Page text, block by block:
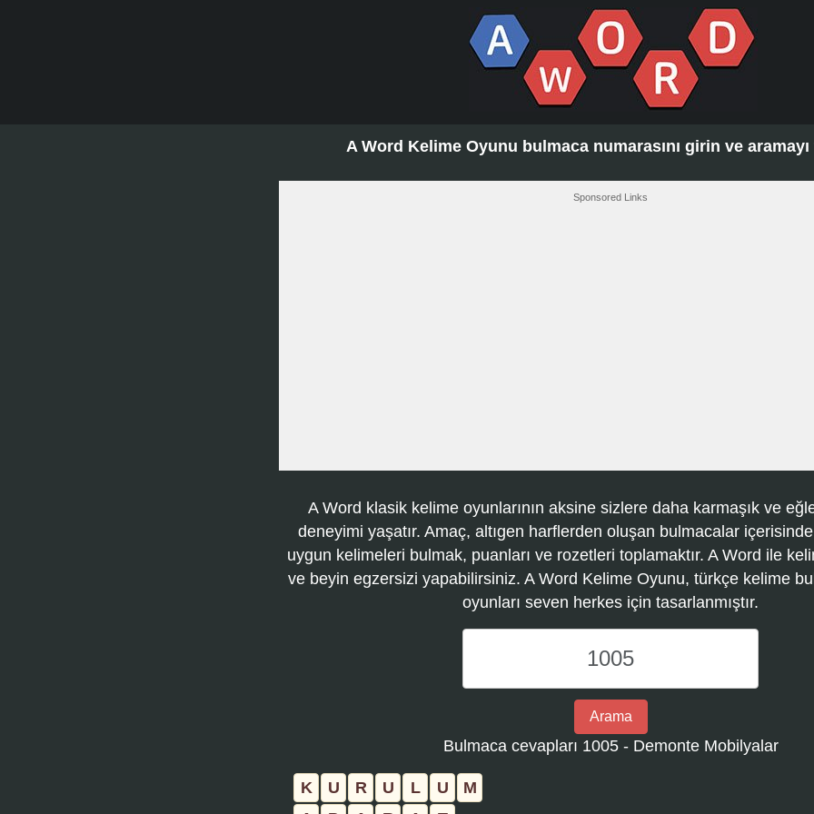
A Word Kelime Oyunu bulmaca numarasını girin ve aramayı
Sponsored Links
A Word klasik kelime oyunlarının aksine sizlere daha karmaşık ve
deneyimi yaşatır. Amaç, altıgen harflerden oluşan bulmacalar
uygun kelimeleri bulmak, puanları ve rozetleri toplamaktır. A Word ile
ve beyin egzersizi yapabilirsiniz. A Word Kelime Oyunu, türkçe kelime
oyunları seven herkes için tasarlanmıştır.
Word
Kelime
Oyunu
bulmaca
numarasını
Arama
Bulmaca cevapları 1005 - Demonte Mobilyalar
K U R U L U
M